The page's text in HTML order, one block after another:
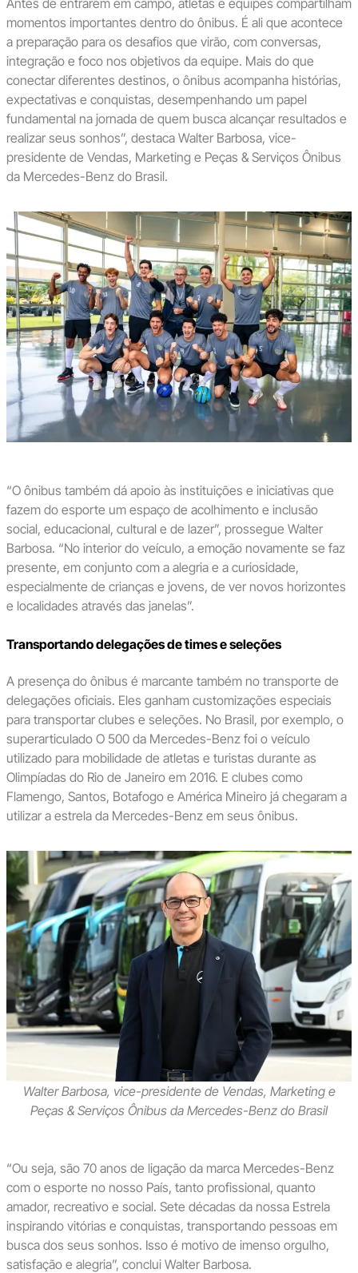
Antes de entrarem em campo, atletas e equipes compartilham
momentos importantes dentro do ônibus. É ali que acontece
a preparação para os desafios que virão, com conversas,
integração e foco nos objetivos da equipe. Mais do que
conectar diferentes destinos, o ônibus acompanha histórias,
expectativas e conquistas, desempenhando um papel
fundamental na jornada de quem busca alcançar resultados e
realizar seus sonhos”, destaca Walter Barbosa, vice-
presidente de Vendas, Marketing e Peças & Serviços Ônibus
da Mercedes-Benz do Brasil.
“O ônibus também dá apoio às instituições e iniciativas que
fazem do esporte um espaço de acolhimento e inclusão
social, educacional, cultural e de lazer”, prossegue Walter
Barbosa. “No interior do veículo, a emoção novamente se faz
presente, em conjunto com a alegria e a curiosidade,
especialmente de crianças e jovens, de ver novos horizontes
e localidades através das janelas”.
Transportando delegações de times e seleções
A presença do ônibus é marcante também no transporte de
delegações oficiais. Eles ganham customizações especiais
para transportar clubes e seleções. No Brasil, por exemplo, o
superarticulado O 500 da Mercedes-Benz foi o veículo
utilizado para mobilidade de atletas e turistas durante as
Olimpíadas do Rio de Janeiro em 2016. E clubes como
Flamengo, Santos, Botafogo e América Mineiro já chegaram a
utilizar a estrela da Mercedes-Benz em seus ônibus.
Walter Barbosa, vice-presidente de Vendas, Marketing e
Peças & Serviços Ônibus da Mercedes-Benz do Brasil
“Ou seja, são 70 anos de ligação da marca Mercedes-Benz
com o esporte no nosso País, tanto profissional, quanto
amador, recreativo e social. Sete décadas da nossa Estrela
inspirando vitórias e conquistas, transportando pessoas em
busca dos seus sonhos. Isso é motivo de imenso orgulho,
satisfação e alegria”, conclui Walter Barbosa.